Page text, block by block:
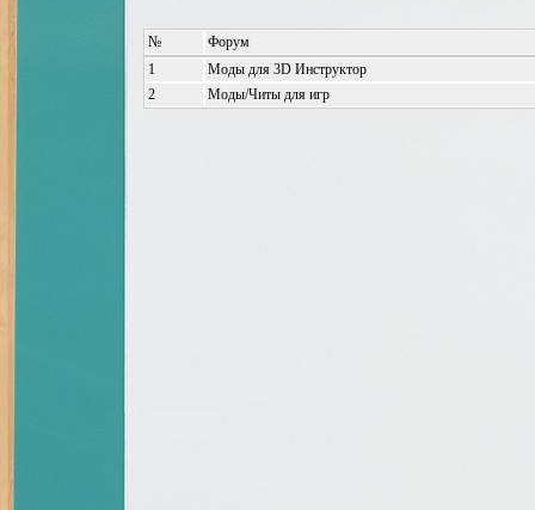
№
Форум
1
Моды для 3D Инструктор
2
Моды/Читы для игр